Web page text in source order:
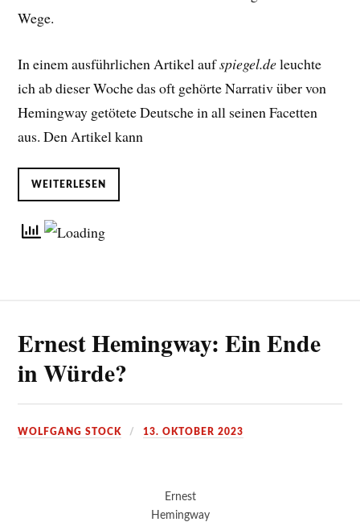
Wege.
In einem ausführlichen Artikel aufspiegel.deleuchte
ich ab dieser Woche das oft gehörte Narrativ über von
Hemingway getötete Deutsche in all seinen Facetten
aus. Den Artikel kann
WEITERLESEN
Ernest Hemingway: Ein Ende
in Würde?
WOLFGANG STOCK 13. OKTOBER 2023
Ernest
Hemingway